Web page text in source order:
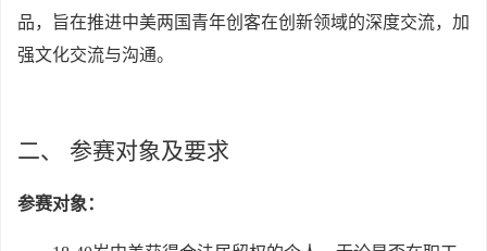
品，旨在推进中美两国青年创客在创新领域的深度交流，加
强文化交流与沟通。
二、 参赛对象及要求
参赛对象：